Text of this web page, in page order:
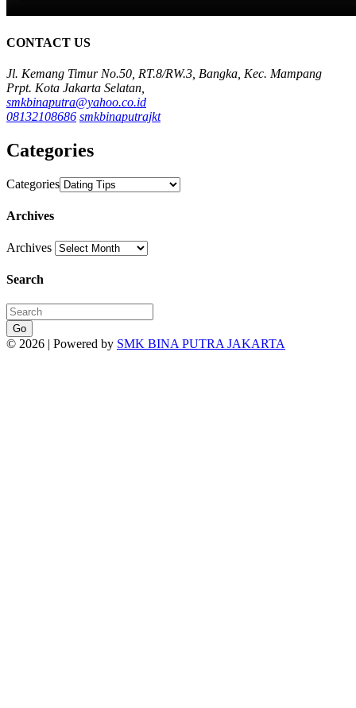
CONTACT US
Jl. Kemang Timur No.50, RT.8/RW.3, Bangka, Kec. Mampang
Prpt. Kota Jakarta Selatan,
smkbinaputra@yahoo.co.id
08132108686 smkbinaputrajkt
Categories
Categories
Archives
Archives
Search
Go
© 2026 | Powered by SMK BINA PUTRA JAKARTA